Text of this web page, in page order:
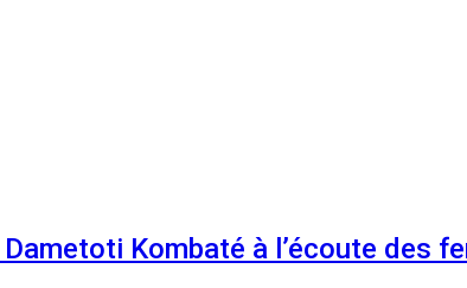
Kombaté à l’écoute des